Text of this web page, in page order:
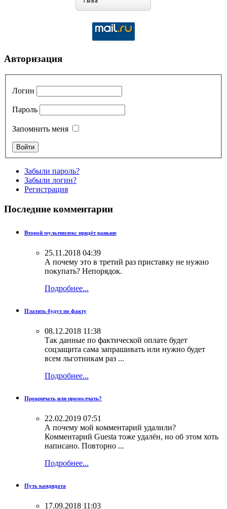
Авторизация
Логин
Пароль
Запомнить меня
Забыли пароль?
Забыли логин?
Регистрация
Последние комментарии
Второй мультиплекс придёт раньше
25.11.2018 04:39
А почему это в третий раз приставку не нужно
покупать? Непорядок.
Подробнее...
Платить будут по факту
08.12.2018 11:38
Так данные по фактической оплате будет
соцзащита сама запрашивать или нужно будет
всем льготникам раз ...
Подробнее...
Прокричать или промолчать?
22.02.2019 07:51
А почему мой комментарий удалили?
Комментарий Guestа тоже удалён, но об этом хоть
написано. Повторно ...
Подробнее...
Путь кандидата
17.09.2018 11:03